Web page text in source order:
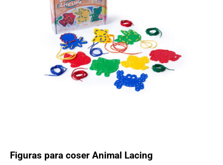
Figuras para coser Animal Lacing